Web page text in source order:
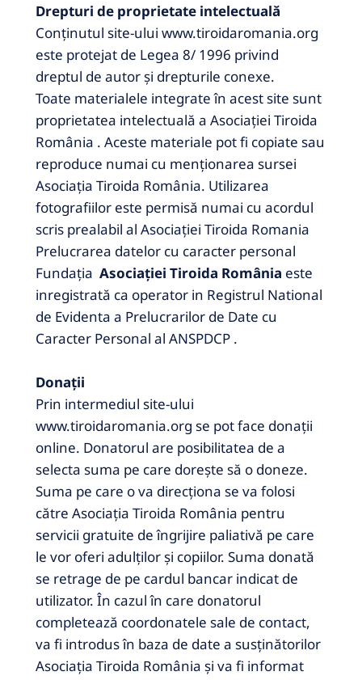
Drepturi de proprietate intelectuală
Conținutul site-ului www.tiroidaromania.org
este protejat de Legea 8/ 1996 privind
dreptul de autor și drepturile conexe.
Toate materialele integrate în acest site sunt
proprietatea intelectuală a Asociației Tiroida
România . Aceste materiale pot fi copiate sau
reproduce numai cu menţionarea sursei
Asociaţia Tiroida România. Utilizarea
fotografiilor este permisă numai cu acordul
scris prealabil al Asociației Tiroida Romania
Prelucrarea datelor cu caracter personal
Fundația Asociației Tiroida România este
inregistrată ca operator in Registrul National
de Evidenta a Prelucrarilor de Date cu
Caracter Personal al ANSPDCP .
Donaţii
Prin intermediul site-ului
www.tiroidaromania.org se pot face donaţii
online. Donatorul are posibilitatea de a
selecta suma pe care dorește să o doneze.
Suma pe care o va direcționa se va folosi
către Asociația Tiroida România pentru
servicii gratuite de îngrijire paliativă pe care
le vor oferi adulților și copiilor. Suma donată
se retrage de pe cardul bancar indicat de
utilizator. În cazul în care donatorul
completează coordonatele sale de contact,
va fi introdus în baza de date a susținătorilor
Asociația Tiroida România și va fi informat